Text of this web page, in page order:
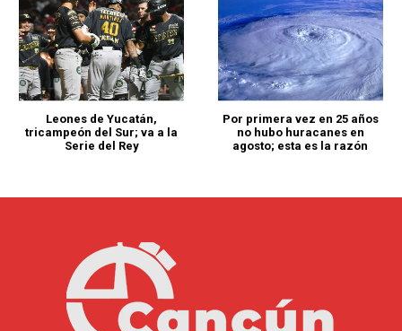
Leones de Yucatán,
tricampeón del Sur; va a la
Serie del Rey
Por primera vez en 25 años
no hubo huracanes en
agosto; esta es la razón